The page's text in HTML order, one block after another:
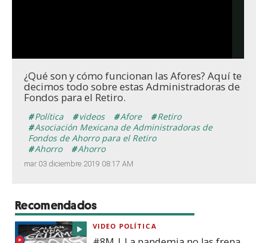
mar 03 diciembre 2019 08:17 AM
¿Qué son y cómo funcionan las Afores? Aquí te
decimos todo sobre estas Administradoras de
Fondos para el Retiro.
Política videos Afore
Retiro
Asociación Mexicana de Administradoras de
Fondos de Ahorro para el Retiro
Ahorro
Ahorro
Recomendados
VIDEO POLÍTICA